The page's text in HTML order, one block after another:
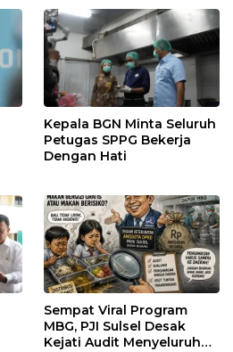
Kepala BGN Minta Seluruh
Petugas SPPG Bekerja
Dengan Hati
Sempat Viral Program
MBG, PJI Sulsel Desak
Kejati Audit Menyeluruh